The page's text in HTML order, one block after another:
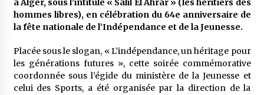
à l’importation
2 semaines ago
candidatures au concours du Prix national du
meilleur prêche du vendredi
2 semaines ago
à Alger, sous l’intitulé « Salil El Ahrar » (les héritiers des
hommes libres), en célébration du 64e anniversaire de
la fête nationale de l’Indépendance et de la Jeunesse.
Placée sous le slogan, « L’indépendance, un héritage pour
les générations futures », cette soirée commémorative
coordonnée sous l’égide du ministère de la Jeunesse et
celui des Sports, a été organisée par la direction de la